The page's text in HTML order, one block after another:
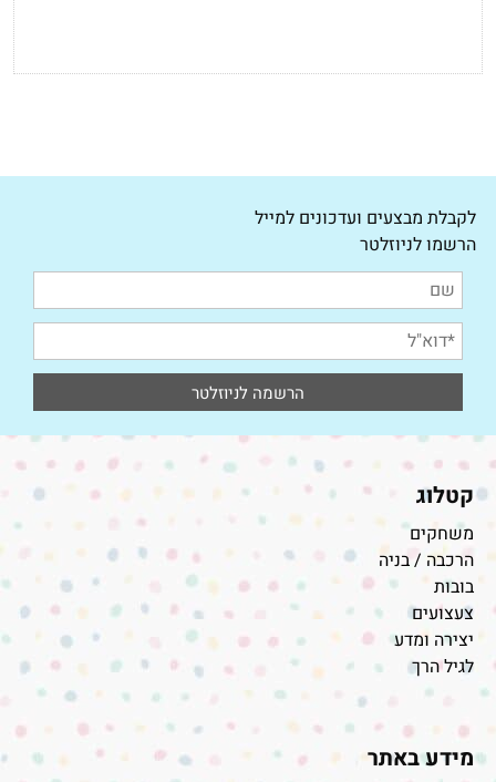
לקבלת מבצעים ועדכונים למייל
הרשמו לניוזלטר
קטלוג
משחקים
הרכבה / בניה
בובות
צעצועים
יצירה ומדע
לגיל הרך
מידע באתר